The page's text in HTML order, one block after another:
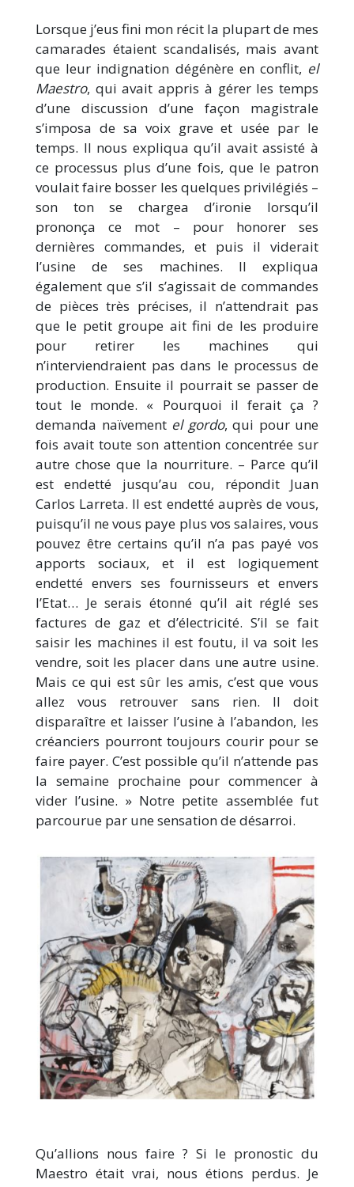
Lorsque j’eus fini mon récit la plupart de mes
camarades étaient scandalisés, mais avant
que leur indignation dégénère en conflit, el
Maestro, qui avait appris à gérer les temps
d’une discussion d’une façon magistrale
s’imposa de sa voix grave et usée par le
temps. Il nous expliqua qu’il avait assisté à
ce processus plus d’une fois, que le patron
voulait faire bosser les quelques privilégiés –
son ton se chargea d’ironie lorsqu’il
prononça ce mot – pour honorer ses
dernières commandes, et puis il viderait
l’usine de ses machines. Il expliqua
également que s’il s’agissait de commandes
de pièces très précises, il n’attendrait pas
que le petit groupe ait fini de les produire
pour retirer les machines qui
n’interviendraient pas dans le processus de
production. Ensuite il pourrait se passer de
tout le monde. « Pourquoi il ferait ça ?
demanda naïvement el gordo, qui pour une
fois avait toute son attention concentrée sur
autre chose que la nourriture. – Parce qu’il
est endetté jusqu’au cou, répondit Juan
Carlos Larreta. Il est endetté auprès de vous,
puisqu’il ne vous paye plus vos salaires, vous
pouvez être certains qu’il n’a pas payé vos
apports sociaux, et il est logiquement
endetté envers ses fournisseurs et envers
l’Etat… Je serais étonné qu’il ait réglé ses
factures de gaz et d’électricité. S’il se fait
saisir les machines il est foutu, il va soit les
vendre, soit les placer dans une autre usine.
Mais ce qui est sûr les amis, c’est que vous
allez vous retrouver sans rien. Il doit
disparaître et laisser l’usine à l’abandon, les
créanciers pourront toujours courir pour se
faire payer. C’est possible qu’il n’attende pas
la semaine prochaine pour commencer à
vider l’usine. » Notre petite assemblée fut
parcourue par une sensation de désarroi.
Qu’allions nous faire ? Si le pronostic du
Maestro était vrai, nous étions perdus. Je